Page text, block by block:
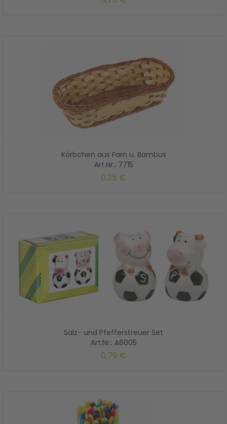
Körbchen aus Farn u. Bambus
Art.Nr.: 7715
0,35 €
Salz- und Pfefferstreuer Set
Art.Nr.: A6005
0,79 €